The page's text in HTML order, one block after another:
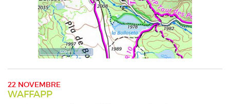
22 NOVEMBRE
WAFFAPP